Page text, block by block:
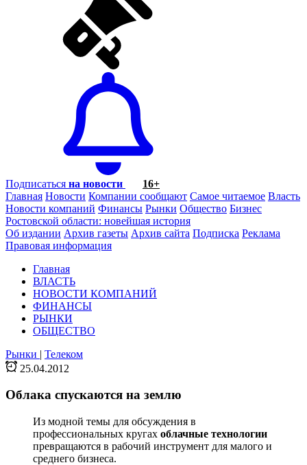
Подписаться на новости
16+
Главная Новости Компании сообщают Самое читаемое Власть
Новости компаний Финансы Рынки Общество Бизнес
Ростовской области: новейшая история
Об издании Архив газеты Архив сайта Подписка Реклама
Правовая информация
Главная
ВЛАСТЬ
НОВОСТИ КОМПАНИЙ
ФИНАНСЫ
РЫНКИ
ОБЩЕСТВО
Рынки | Телеком
25.04.2012
Облака спускаются на землю
Из модной темы для обсуждения в
профессиональных кругах облачные технологии
превращаются в рабочий инструмент для малого и
среднего бизнеса.